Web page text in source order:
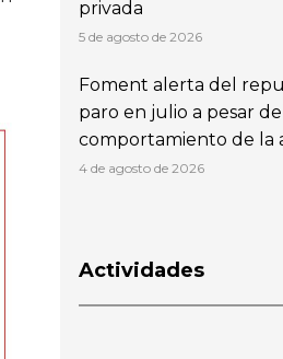
privada
5 de agosto de 2026
Foment alerta del
paro en julio a pesar
comportamiento de la
4 de agosto de 2026
Actividades